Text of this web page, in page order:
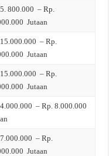
800.000 – Rp.
Jutaan
– Rp.
Jutaan
– Rp.
Jutaan
– Rp. 8.000.000
– Rp.
Jutaan